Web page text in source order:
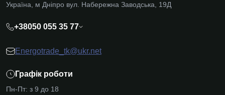
Україна, м Дніпро вул. Набережна Заводська, 19Д
+38050 055 35 77
Energotrade_tk@ukr.net
Графік роботи
Пн-Пт: з 9 до 18